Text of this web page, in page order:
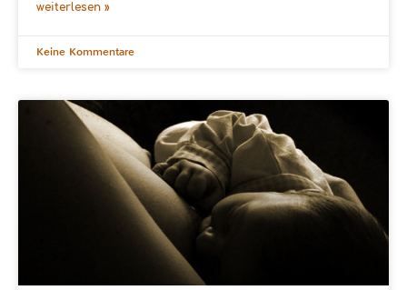
weiterlesen »
Keine Kommentare